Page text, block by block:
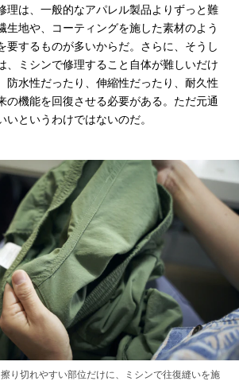
理は、一般的なアパレル製品よりずっと難
生地や、コーティングを施した素材のよう
要するものが多いからだ。さらに、そうし
、ミシンで修理すること自体が難しいだけ
防水性だったり、伸縮性だったり、耐久性
の機能を回復させる必要がある。ただ元通
いというわけではないのだ。
り切れやすい部位だけに、ミシンで往復縫いを施